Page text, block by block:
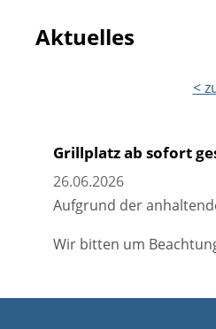
Aktuelles
<
Grillplatz ab sofort
26.06.2026
Aufgrund der
Wir bitten um